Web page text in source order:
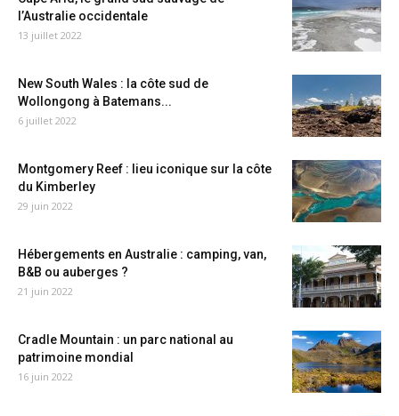
l’Australie occidentale
13 juillet 2022
New South Wales : la côte sud de
Wollongong à Batemans...
6 juillet 2022
Montgomery Reef : lieu iconique sur la côte
du Kimberley
29 juin 2022
Hébergements en Australie : camping, van,
B&B ou auberges ?
21 juin 2022
Cradle Mountain : un parc national au
patrimoine mondial
16 juin 2022